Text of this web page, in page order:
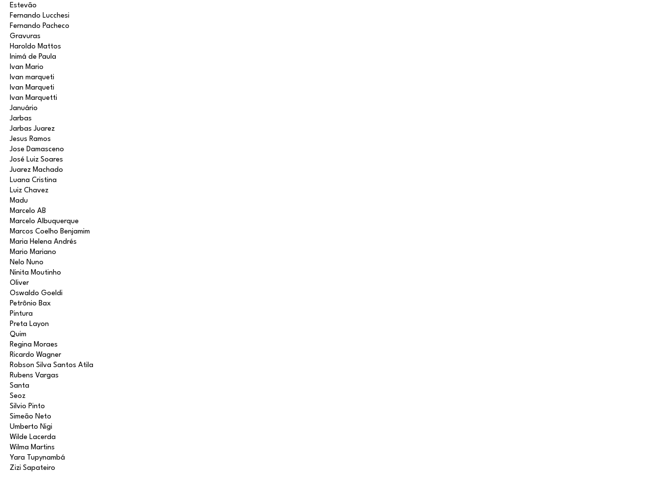
Estevão
Fernando Lucchesi
Fernando Pacheco
Gravuras
Haroldo Mattos
Inimá de Paula
Ivan Mario
Ivan marqueti
Ivan Marqueti
Ivan Marquetti
Januário
Jarbas
Jarbas Juarez
Jesus Ramos
Jose Damasceno
José Luiz Soares
Juarez Machado
Luana Cristina
Luiz Chavez
Madu
Marcelo AB
Marcelo Albuquerque
Marcos Coelho Benjamim
Maria Helena Andrés
Mario Mariano
Nelo Nuno
Ninita Moutinho
Oliver
Oswaldo Goeldi
Petrônio Bax
Pintura
Preta Layon
Quim
Regina Moraes
Ricardo Wagner
Robson Silva Santos Atila
Rubens Vargas
Santa
Seoz
Silvio Pinto
Simeão Neto
Umberto Nigi
Wilde Lacerda
Wilma Martins
Yara Tupynambá
Zizi Sapateiro